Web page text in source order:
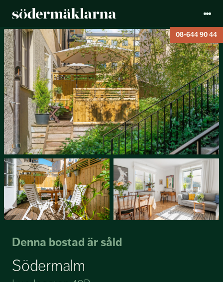
08-644 90 44
Denna bostad är såld
Södermalm